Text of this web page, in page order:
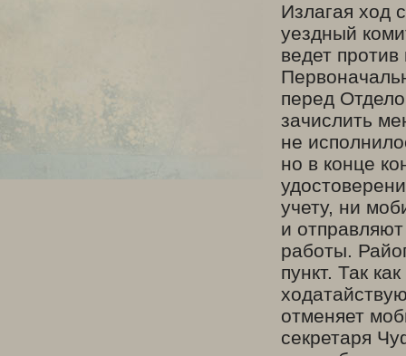
Излагая ход
уездный
ведет
перед
зачислить
не
но в конце
учету, ни
и
работы.
пункт. Так
отменяет
секретаря